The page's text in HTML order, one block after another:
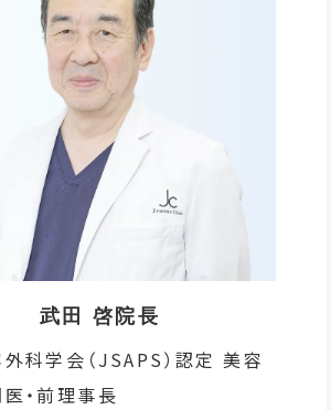
武田 啓 院長
科学会（JSAPS）認定 美容
・前理事長